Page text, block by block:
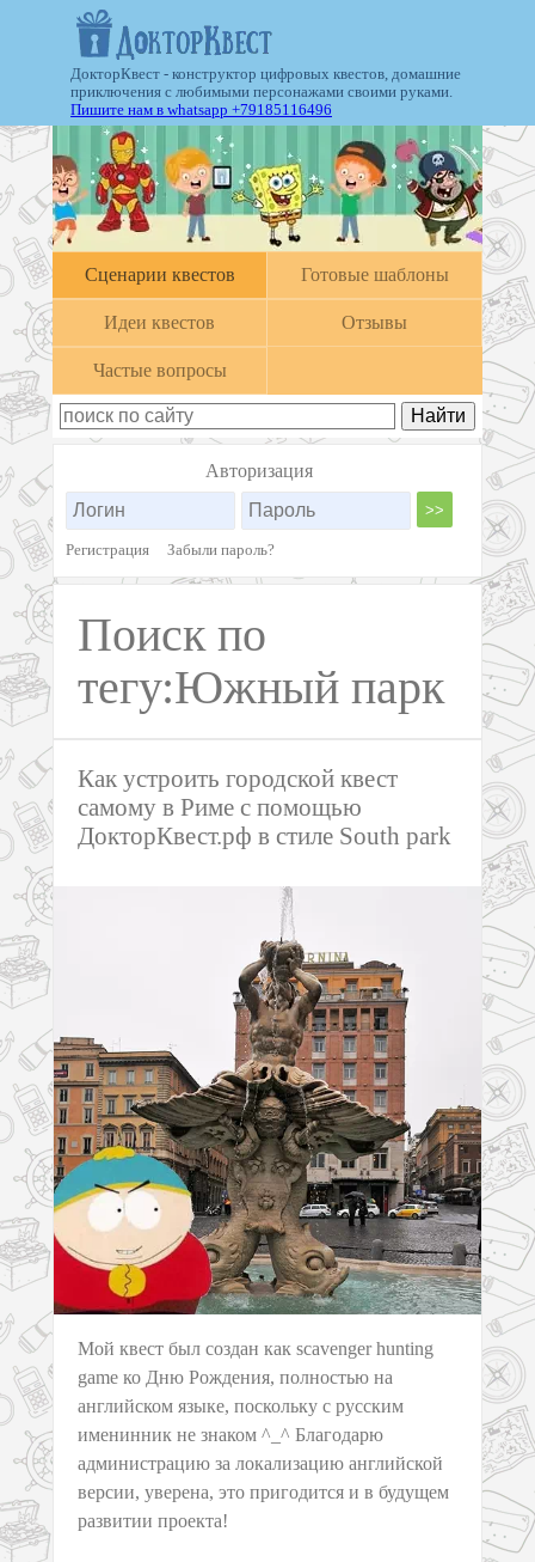
ДокторКвест - конструктор цифровых квестов, домашние
приключения с любимыми персонажами своими руками.
Пишите нам в whatsapp +79185116496
Cценарии квестов Готовые шаблоны
Идеи квестов Отзывы
Частые вопросы
Авторизация
Регистрация Забыли пароль?
Поиск по
тегу:Южный парк
Как устроить городской квест
самому в Риме с помощью
ДокторКвест.рф в стиле South park
Мой квест был создан как scavenger hunting
game ко Дню Рождения, полностью на
английском языке, поскольку с русским
именинник не знаком ^_^ Благодарю
администрацию за локализацию английской
версии, уверена, это пригодится и в будущем
развитии проекта!